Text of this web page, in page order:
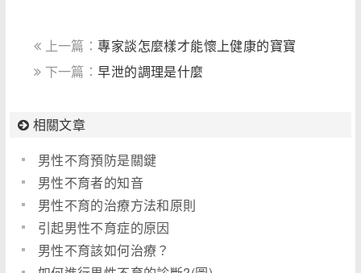
上一篇：專家談怎麼樣才能懷上健康的寶寶
下一篇：早泄的調理是什麼
相關文章
男性不育預防是關鍵
男性不育者的知音
男性不育的治療方法和原則
引起男性不育症的原因
男性不育該如何治療？